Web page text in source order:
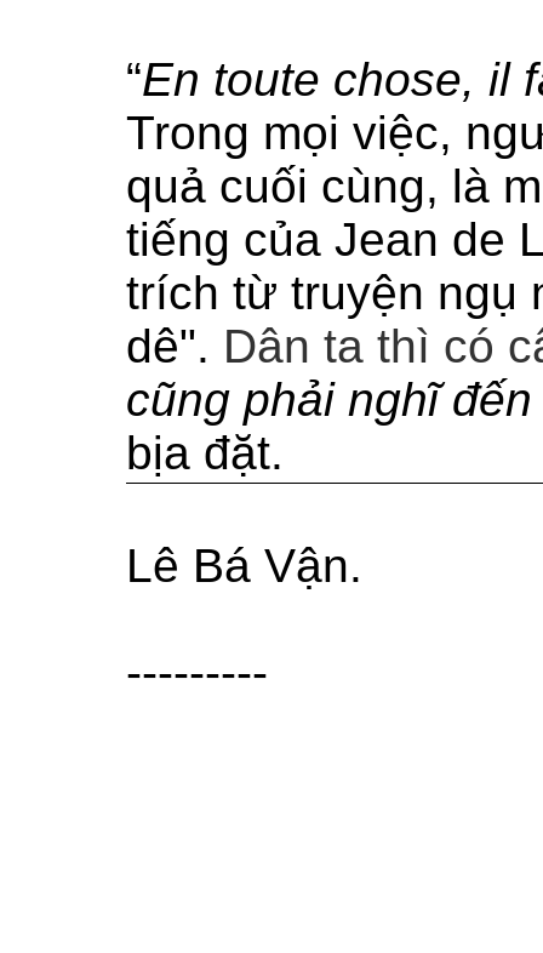
“En toute chose, il
Trong mọi việc,
quả cuối cùng, là
tiếng của Jean de
trích từ truyện ngụ
dê". Dân ta thì có
cũng phải nghĩ
bịa đặt.
Lê Bá Vận.
---------